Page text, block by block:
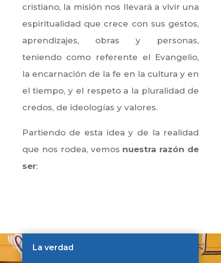
cristiano, la misión nos llevará a vivir una
espiritualidad que crece con sus gestos,
aprendizajes, obras y personas,
teniendo como referente el Evangelio,
la encarnación de la fe en la cultura y en
el tiempo, y el respeto a la pluralidad de
credos, de ideologías y valores.
Partiendo de esta idea y de la realidad
que nos rodea, vemos nuestra razón de
ser:
La verdad